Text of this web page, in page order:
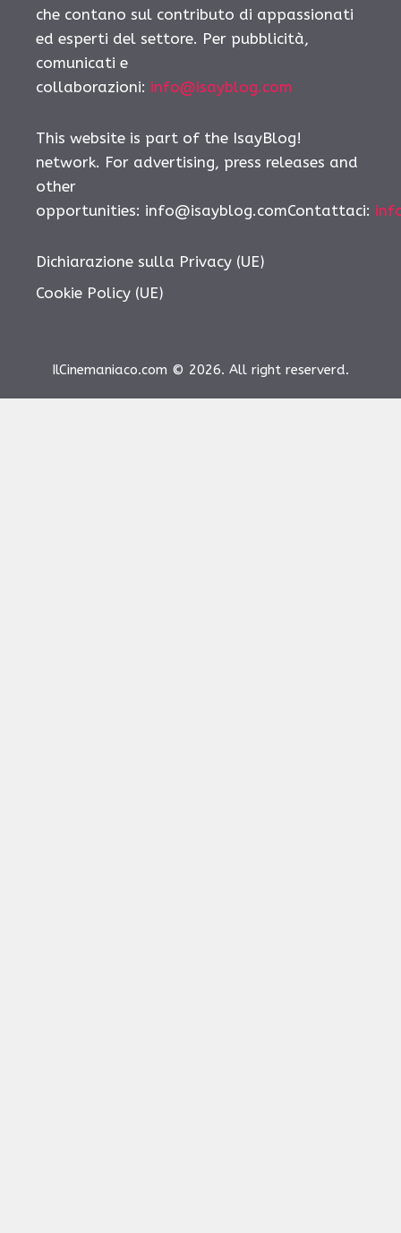
che contano sul contributo di appassionati
ed esperti del settore. Per pubblicità,
comunicati e
collaborazioni: info@isayblog.com
This website is part of the IsayBlog!
network. For advertising, press releases and
other
opportunities: info@isayblog.comContattaci:
Dichiarazione sulla Privacy (UE)
Cookie Policy (UE)
IlCinemaniaco.com © 2026. All right reserverd.